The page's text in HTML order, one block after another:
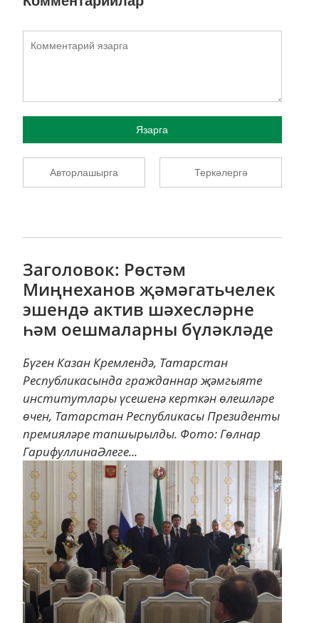
Язарга
Авторлашырга Теркәлергә
Заголовок: Рөстәм
Миңнеханов җәмәгатьчелек
эшендә актив шәхесләрне
һәм оешмаларны бүләкләде
Бүген Казан Кремлендә, Татарстан
Республикасында гражданнар җәмгыяте
институтлары үсешенә керткән өлешләре
өчен, Татарстан Республикасы Президенты
премияләре тапшырылды. Фото: Гөлнар
ГарифуллинаӘлеге...